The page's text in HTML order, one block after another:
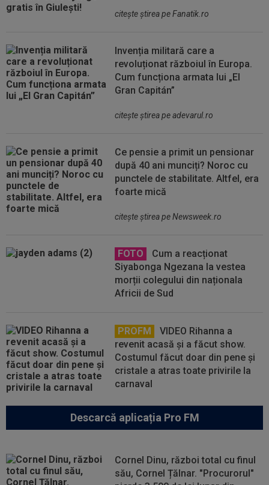
citeşte ştirea pe Fanatik.ro
Invenția militară care a
revoluționat războiul în Europa.
Cum funcționa armata lui „El
Gran Capitán”
citeşte ştirea pe adevarul.ro
Ce pensie a primit un pensionar
după 40 ani munciți? Noroc cu
punctele de stabilitate. Altfel, era
foarte mică
citeşte ştirea pe Newsweek.ro
FOTO
Cum a reacționat
Siyabonga Ngezana la vestea
morții colegului din naționala
Africii de Sud
PROFM
VIDEO Rihanna a
revenit acasă și a făcut show.
Costumul făcut doar din pene și
cristale a atras toate privirile la
carnaval
Descarcă aplicația Pro FM
Cornel Dinu, război total cu finul
său, Cornel Țălnar. "Procurorul"